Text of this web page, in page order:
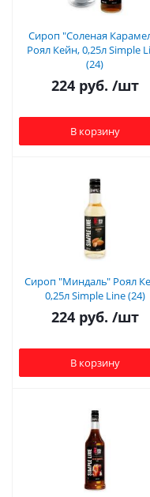
Сироп "Соленая
Роял Кейн, 0,25л Simple
(24)
224руб. /шт
В корзину
Сироп "Миндаль" Роял
0,25л Simple Line (24)
224руб. /шт
В корзину